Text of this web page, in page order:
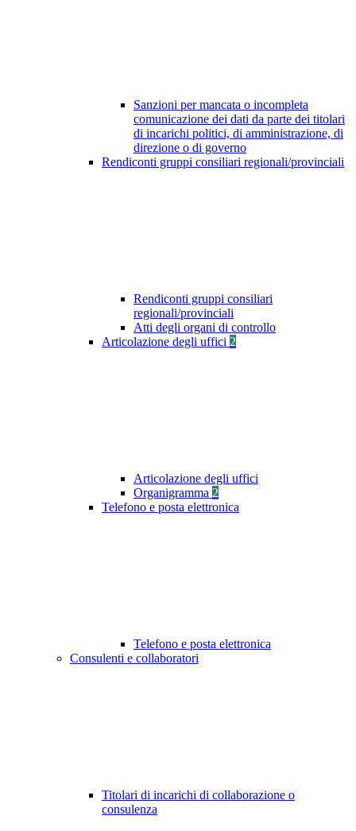
Sanzioni per mancata o incompleta
comunicazione dei dati da parte dei titolari
di incarichi politici, di amministrazione, di
direzione o di governo
Rendiconti gruppi consiliari regionali/provinciali
Rendiconti gruppi consiliari
regionali/provinciali
Atti degli organi di controllo
Articolazione degli uffici 2
Articolazione degli uffici
Organigramma 2
Telefono e posta elettronica
Telefono e posta elettronica
Consulenti e collaboratori
Titolari di incarichi di collaborazione o
consulenza